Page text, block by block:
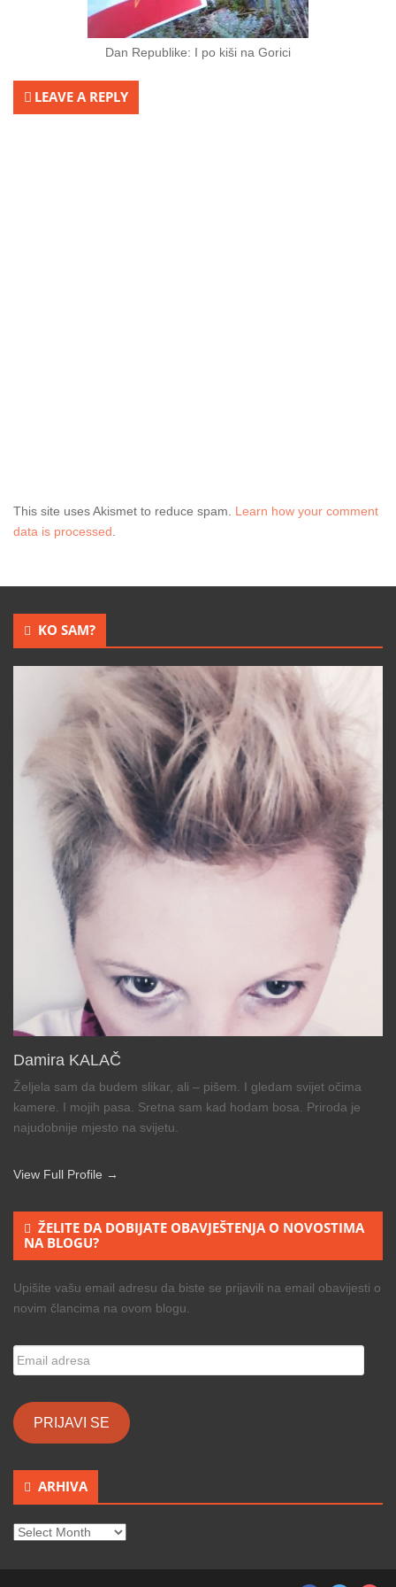
Dan Republike: I po kiši na Gorici
LEAVE A REPLY
This site uses Akismet to reduce spam. Learn how your comment
data is processed
KO SAM?
Damira KALAČ
Željela sam da budem slikar, ali – pišem. I gledam svijet očima
kamere. I mojih pasa. Sretna sam kad hodam bosa. Priroda je
najudobnije mjesto na svijetu.
View Full Profile →
ŽELITE DA DOBIJATE OBAVJEŠTENJA O NOVOSTIMA
NA BLOGU?
Upišite vašu email adresu da biste se prijavili na email obavijesti o
novim člancima na ovom blogu.
Email
adresa
PRIJAVI SE
ARHIVA
ARHIVA